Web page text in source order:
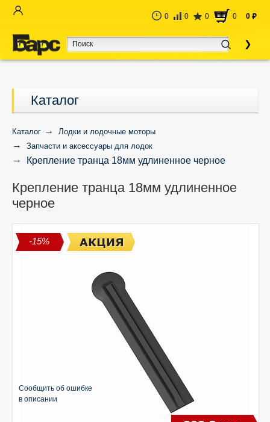
0 0 0 0 0 руб
Каталог
Каталог
Лодки и лодочные моторы
Запчасти и аксессуары для лодок
Крепление транца 18мм удлиненное черное
Крепление транца 18мм удлиненное
черное
-15%
Сообщить об ошибке
в описании